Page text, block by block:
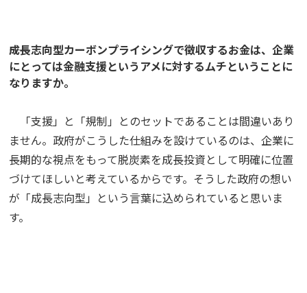
――成長志向型カーボンプライシングで徴収するお金は、企業
にとっては金融支援というアメに対するムチということに
なりますか。
「支援」と「規制」とのセットであることは間違いあり
ません。政府がこうした仕組みを設けているのは、企業に
長期的な視点をもって脱炭素を成長投資として明確に位置
づけてほしいと考えているからです。そうした政府の想い
が「成長志向型」という言葉に込められていると思いま
す。